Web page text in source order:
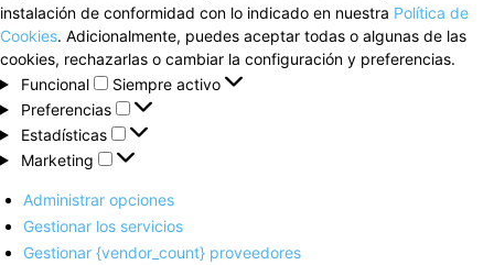
instalación de conformidad con lo indicado en nuestra Política de
Cookies. Adicionalmente, puedes aceptar todas o algunas de las
cookies, rechazarlas o cambiar la configuración y preferencias.
Funcional
Funcional
Siempre activo
Preferencias
Preferencias
Estadísticas
Estadísticas
Marketing
Marketing
Administrar opciones
Gestionar los servicios
Gestionar {vendor_count} proveedores